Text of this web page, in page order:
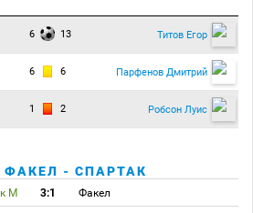
6 13 Титов Егор
6 6 Парфенов Дмитрий
1 2 Робсон Луис
- СПАРТАК
М 3:1 Факел